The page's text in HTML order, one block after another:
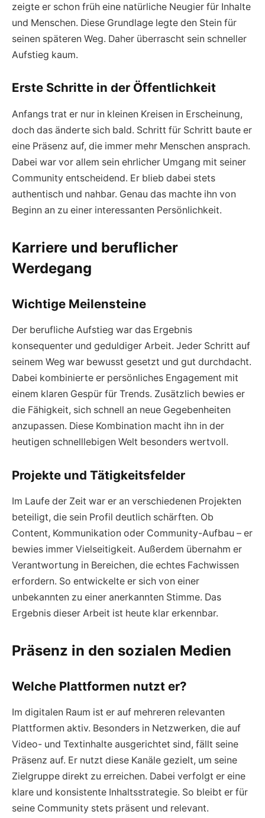
zeigte er schon früh eine natürliche Neugier für Inhalte
und Menschen. Diese Grundlage legte den Stein für
seinen späteren Weg. Daher überrascht sein schneller
Aufstieg kaum.
Erste Schritte in der Öffentlichkeit
Anfangs trat er nur in kleinen Kreisen in Erscheinung,
doch das änderte sich bald. Schritt für Schritt baute er
eine Präsenz auf, die immer mehr Menschen ansprach.
Dabei war vor allem sein ehrlicher Umgang mit seiner
Community entscheidend. Er blieb dabei stets
authentisch und nahbar. Genau das machte ihn von
Beginn an zu einer interessanten Persönlichkeit.
Karriere und beruflicher
Werdegang
Wichtige Meilensteine
Der berufliche Aufstieg war das Ergebnis
konsequenter und geduldiger Arbeit. Jeder Schritt auf
seinem Weg war bewusst gesetzt und gut durchdacht.
Dabei kombinierte er persönliches Engagement mit
einem klaren Gespür für Trends. Zusätzlich bewies er
die Fähigkeit, sich schnell an neue Gegebenheiten
anzupassen. Diese Kombination macht ihn in der
heutigen schnelllebigen Welt besonders wertvoll.
Projekte und Tätigkeitsfelder
Im Laufe der Zeit war er an verschiedenen Projekten
beteiligt, die sein Profil deutlich schärften. Ob
Content, Kommunikation oder Community-Aufbau – er
bewies immer Vielseitigkeit. Außerdem übernahm er
Verantwortung in Bereichen, die echtes Fachwissen
erfordern. So entwickelte er sich von einer
unbekannten zu einer anerkannten Stimme. Das
Ergebnis dieser Arbeit ist heute klar erkennbar.
Präsenz in den sozialen Medien
Welche Plattformen nutzt er?
Im digitalen Raum ist er auf mehreren relevanten
Plattformen aktiv. Besonders in Netzwerken, die auf
Video- und Textinhalte ausgerichtet sind, fällt seine
Präsenz auf. Er nutzt diese Kanäle gezielt, um seine
Zielgruppe direkt zu erreichen. Dabei verfolgt er eine
klare und konsistente Inhaltsstrategie. So bleibt er für
seine Community stets präsent und relevant.